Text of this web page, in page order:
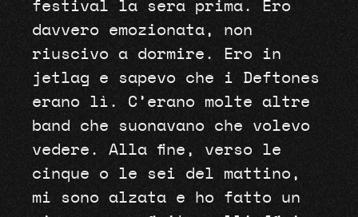
festival la sera prima. Ero
davvero emozionata, non
riuscivo a dormire. Ero in
jetlag e sapevo che i Deftones
erano lì. C’erano molte altre
band che suonavano che volevo
vedere. Alla fine, verso le
cinque o le sei del mattino,
mi sono alzata e ho fatto un